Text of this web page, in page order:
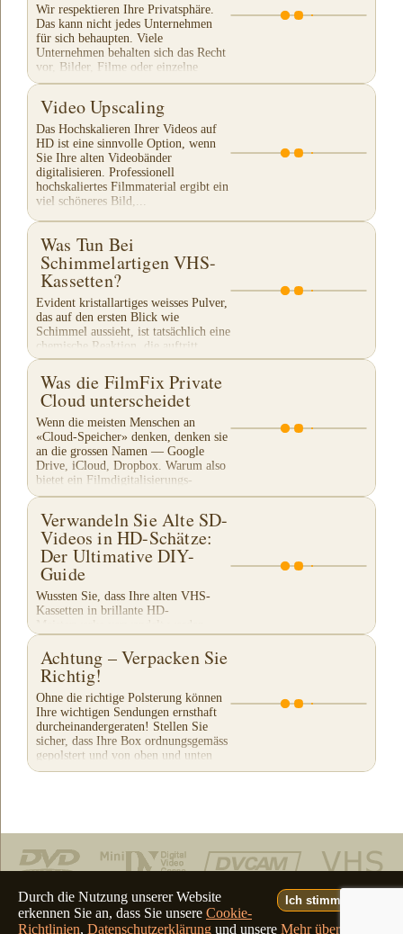
Ich stimme zu.
Durch die Nutzung unserer Website
erkennen Sie an, dass Sie unsere Cookie-
Richtlinien, Datenschutzerklärung und unsere Mehr über
Wir respektieren Ihre Privatsphäre.
Das kann nicht jedes Unternehmen
für sich behaupten. Viele
Unternehmen behalten sich das Recht
vor, Bilder, Filme oder einzelne
Ausschnitte Ihres...
Video Upscaling
Das Hochskalieren Ihrer Videos auf
HD ist eine sinnvolle Option, wenn
Sie Ihre alten Videobänder
digitalisieren. Professionell
hochskaliertes Filmmaterial ergibt ein
viel schöneres Bild,...
Was Tun Bei
Schimmelartigen VHS-
Kassetten?
Evident kristallartiges weisses Pulver,
das auf den ersten Blick wie
Schimmel aussieht, ist tatsächlich eine
chemische Reaktion, die auftritt,
während das VHS-Band langsam
zerfällt. Ein...
Was die FilmFix Private
Cloud unterscheidet
Wenn die meisten Menschen an
«Cloud-Speicher» denken, denken sie
an die grossen Namen — Google
Drive, iCloud, Dropbox. Warum also
bietet ein Filmdigitalisierungs-
Unternehmen seinen eigenen...
Verwandeln Sie Alte SD-
Videos in HD-Schätze:
Der Ultimative DIY-
Guide
Wussten Sie, dass Ihre alten VHS-
Kassetten in brillante HD-
Meisterwerke verwandelt werden
können? Der Weg dorthin ist jetzt mit
einem geheimen Schatz, den ich
entdeckt habe, einfacher als...
Achtung – Verpacken Sie
Richtig!
Ohne die richtige Polsterung können
Ihre wichtigen Sendungen ernsthaft
durcheinandergeraten! Stellen Sie
sicher, dass Ihre Box ordnungsgemäss
gepolstert und von oben und unten
mit Klebeband...
Telefon: (805) 640-8883